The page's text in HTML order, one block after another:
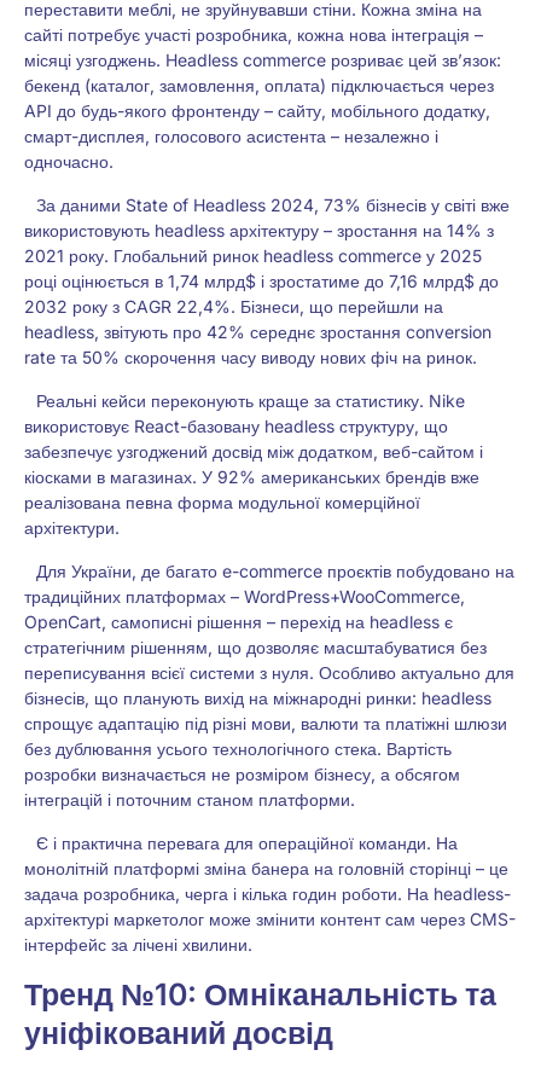
переставити меблі, не зруйнувавши стіни. Кожна зміна на
сайті потребує участі розробника, кожна нова інтеграція –
місяці узгоджень. Headless commerce розриває цей зв’язок:
бекенд (каталог, замовлення, оплата) підключається через
API до будь-якого фронтенду – сайту, мобільного додатку,
смарт-дисплея, голосового асистента – незалежно і
одночасно.
За даними State of Headless 2024, 73% бізнесів у світі вже
використовують headless архітектуру – зростання на 14% з
2021 року. Глобальний ринок headless commerce у 2025
році оцінюється в 1,74 млрд$ і зростатиме до 7,16 млрд$ до
2032 року з CAGR 22,4%. Бізнеси, що перейшли на
headless, звітують про 42% середнє зростання conversion
rate та 50% скорочення часу виводу нових фіч на ринок.
Реальні кейси переконують краще за статистику. Nike
використовує React-базовану headless структуру, що
забезпечує узгоджений досвід між додатком, веб-сайтом і
кіосками в магазинах. У 92% американських брендів вже
реалізована певна форма модульної комерційної
архітектури.
Для України, де багато e-commerce проєктів побудовано на
традиційних платформах – WordPress+WooCommerce,
OpenCart, самописні рішення – перехід на headless є
стратегічним рішенням, що дозволяє масштабуватися без
переписування всієї системи з нуля. Особливо актуально для
бізнесів, що планують вихід на міжнародні ринки: headless
спрощує адаптацію під різні мови, валюти та платіжні шлюзи
без дублювання усього технологічного стека. Вартість
розробки визначається не розміром бізнесу, а обсягом
інтеграцій і поточним станом платформи.
Є і практична перевага для операційної команди. На
монолітній платформі зміна банера на головній сторінці – це
задача розробника, черга і кілька годин роботи. На headless-
архітектурі маркетолог може змінити контент сам через CMS-
інтерфейс за лічені хвилини.
Тренд №10: Омніканальність та
уніфікований досвід